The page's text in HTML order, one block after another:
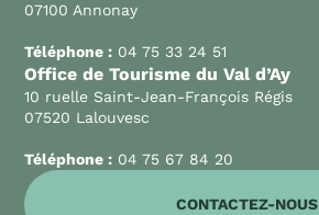
07100 Annonay
Téléphone : 04 75 33 24 51
Office de Tourisme du Val d’Ay
10 ruelle Saint-Jean-François Régis
07520 Lalouvesc
Téléphone : 04 75 67 84 20
CONTACTEZ-NOUS